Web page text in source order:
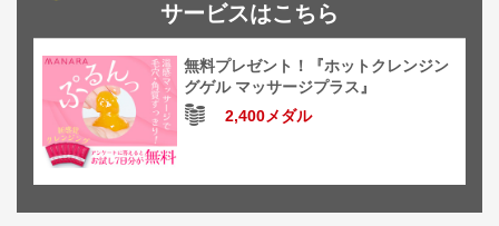
サービスはこちら
無料プレゼント！『ホットクレンジン
グゲル マッサージプラス』
2,400メダル